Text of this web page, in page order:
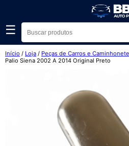
☰
Início / Loja / Peças de Carros e
Palio Siena 2002 A 2014 Original Preto